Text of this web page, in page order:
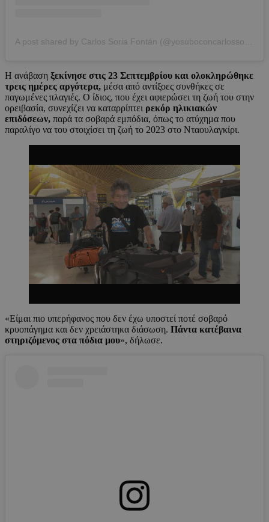
A post shared by Carlos Soria Fontán (@yosuboconcarlossoria)
Η ανάβαση ξεκίνησε στις 23 Σεπτεμβρίου και ολοκληρώθηκε
τρεις ημέρες αργότερα, μέσα από αντίξοες συνθήκες σε
παγωμένες πλαγιές. Ο ίδιος, που έχει αφιερώσει τη ζωή του στην
ορειβασία, συνεχίζει να καταρρίπτει ρεκόρ ηλικιακών
επιδόσεων, παρά τα σοβαρά εμπόδια, όπως το ατύχημα που
παραλίγο να του στοιχίσει τη ζωή το 2023 στο Νταουλαγκίρι.
«Είμαι πιο υπερήφανος που δεν έχω υποστεί ποτέ σοβαρό
κρυοπάγημα και δεν χρειάστηκα διάσωση. Πάντα κατέβαινα
στηριζόμενος στα πόδια μου», δήλωσε.